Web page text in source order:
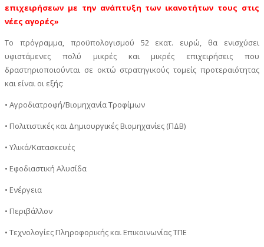
επιχειρήσεων με την ανάπτυξη των ικανοτήτων τους στις
νέες αγορές»
Το πρόγραμμα, προϋπολογισμού 52 εκατ. ευρώ, θα ενισχύσει
υφιστάμενες πολύ μικρές και μικρές επιχειρήσεις που
δραστηριοποιούνται σε οκτώ στρατηγικούς τομείς προτεραιότητας
και είναι οι εξής:
• Αγροδιατροφή/Βιομηχανία Τροφίμων
• Πολιτιστικές και Δημιουργικές Βιομηχανίες (ΠΔΒ)
• Υλικά/Κατασκευές
• Εφοδιαστική Αλυσίδα
• Ενέργεια
• Περιβάλλον
• Τεχνολογίες Πληροφορικής και Επικοινωνίας ΤΠΕ